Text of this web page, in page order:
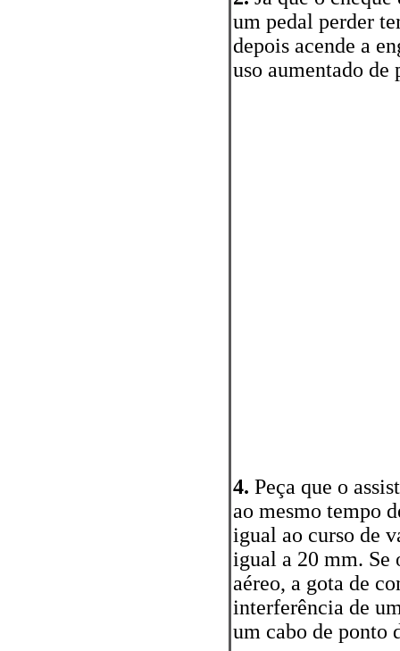
um pedal perder
depois acende a
uso aumentado de
4. Peça que o
ao mesmo tempo
igual ao curso de
igual a 20 mm. Se
aéreo, a gota de
interferência de
um cabo de ponto